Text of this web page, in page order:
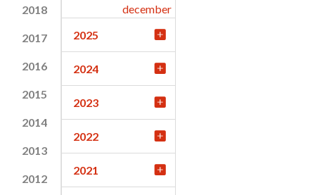
2018
2017
2016
2015
2014
2013
2012
december
2025
2024
2023
2022
2021